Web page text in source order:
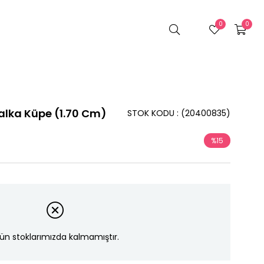
0
0
Küpe (1.70 Cm) (20400835)
STOK KODU
%15
stoklarımızda kalmamıştır.